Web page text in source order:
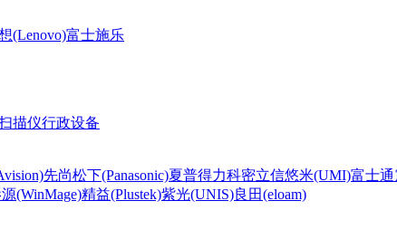
(Lenovo)富士施乐
描仪行政设备
先尚松下(Panasonic)夏普得力科密立信悠米(UMI)富士通
(WinMage)精益(Plustek)紫光(UNIS)良田(eloam)